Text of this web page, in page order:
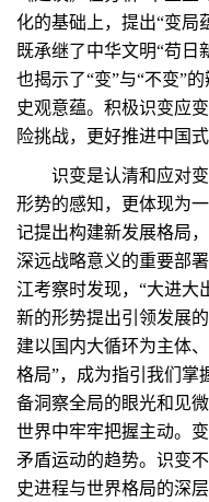
化的基础上，提出“变局
既承继了中华文明“苟日
也揭示了“变”与“不变”
史观意蕴。积极识变应
险挑战，更好推进中国
识变是认清和应对变
形势的感知，更体现为
记提出构建新发展格局
深远战略意义的重要部
江考察时发现，“大进大
新的形势提出引领发展
建以国内大循环为主体
格局”，成为指引我们掌
备洞察全局的眼光和见
世界中牢牢把握主动。
矛盾运动的趋势。识变
史进程与世界格局的深